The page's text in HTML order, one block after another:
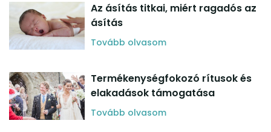
Az ásítás titkai, miért ragadós az
ásítás
Tovább olvasom
Termékenységfokozó rítusok és
elakadások támogatása
Tovább olvasom